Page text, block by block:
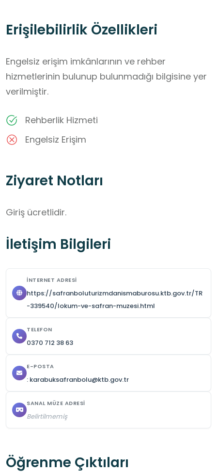
Erişilebilirlik Özellikleri
Engelsiz erişim imkânlarının ve rehber
hizmetlerinin bulunup bulunmadığı bilgisine yer
verilmiştir.
Rehberlik Hizmeti
Engelsiz Erişim
Ziyaret Notları
Giriş ücretlidir.
İletişim Bilgileri
İNTERNET ADRESI
https://safranboluturizmdanismaburosu.ktb.gov.tr/TR
-339540/lokum-ve-safran-muzesi.html
TELEFON
0370 712 38 63
E-POSTA
: karabuksafranbolu@ktb.gov.tr
SANAL MÜZE ADRESI
Belirtilmemiş
Öğrenme Çıktıları